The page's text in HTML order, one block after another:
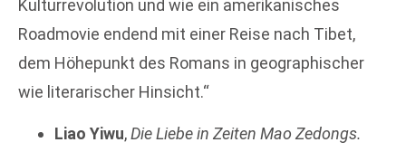
Kulturrevolution und wie ein amerikanisches
Roadmovie endend mit einer Reise nach Tibet,
dem Höhepunkt des Romans in geographischer
wie literarischer Hinsicht.“
Liao Yiwu,Die Liebe in Zeiten Mao Zedongs.